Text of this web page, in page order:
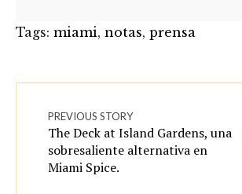
Tags: miami, notas, prensa
PREVIOUS STORY
The Deck at Island Gardens, una
sobresaliente alternativa en
Miami Spice.